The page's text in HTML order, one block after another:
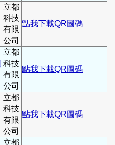
立都
科技
有限
公司
點我下載QR圖碼
立都
科技
有限
公司
點我下載QR圖碼
立都
科技
有限
公司
點我下載QR圖碼
立都